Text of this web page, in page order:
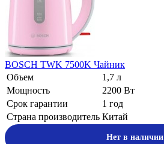
BOSCH TWK 7500K Чайник
Объем
1,7 л
Мощность
2200 Вт
Срок гарантии
1 год
Страна производитель Китай
Нет в наличии